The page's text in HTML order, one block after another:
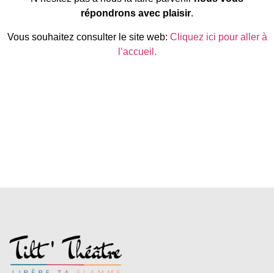
répondrons avec plaisir.
Vous souhaitez consulter le site web: Cliquez ici pour aller à
l’accueil.